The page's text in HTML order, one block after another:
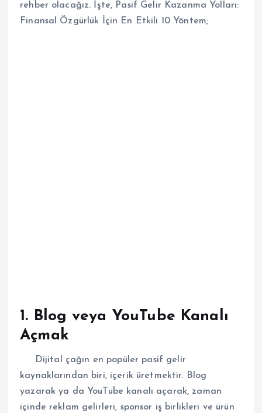
rehber olacağız. İşte, Pasif Gelir Kazanma Yolları:
Finansal Özgürlük İçin En Etkili 10 Yöntem;
1. Blog veya YouTube Kanalı
Açmak
Dijital çağın en popüler pasif gelir
kaynaklarından biri, içerik üretmektir. Blog
yazarak ya da YouTube kanalı açarak, zaman
içinde reklam gelirleri, sponsor iş birlikleri ve ürün